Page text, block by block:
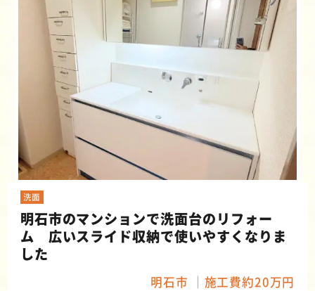
洗面
明石市のマンションで洗面台のリフォー
ム 広いスライド収納で使いやすくなりま
した
明石市 施工費約20万円